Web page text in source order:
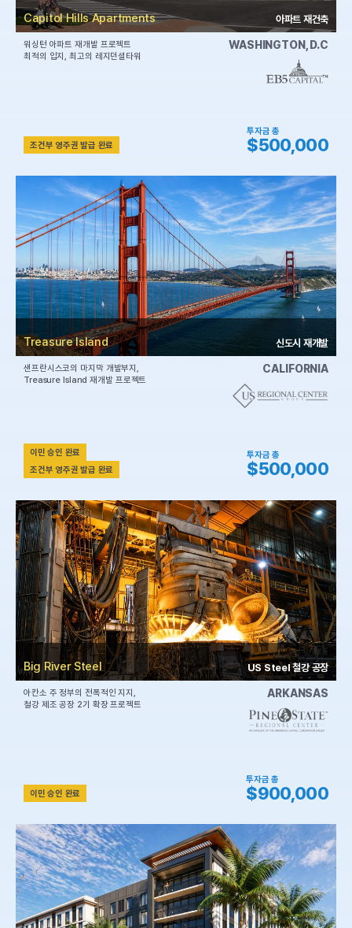
Capitol Hills Apartments 아파트 재건축
워싱턴 아파트 재개발 프로젝트
최적의 입지, 최고의 레지던셜타워
조건부 영주권 발급 완료
WASHINGTON, D.C
투자금 총
$500,000
Treasure Island 신도시 재개발
샌프란시스코의 마지막 개발부지,
Treasure Island 재개발 프로젝트
이민 승인 완료
조건부 영주권 발급 완료
CALIFORNIA
투자금 총
$500,000
Big River Steel US Steel 철강 공장
아칸소 주 정부의 전폭적인 지지,
철강 제조 공장 2기 확장 프로젝트
이민 승인 완료
ARKANSAS
투자금 총
$900,000